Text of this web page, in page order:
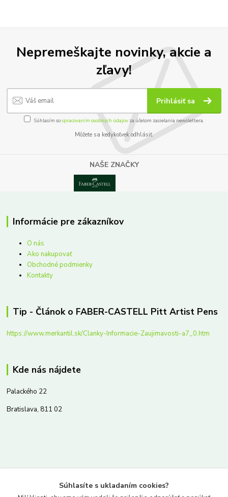
Nepremeškajte novinky, akcie a
zľavy!
Prihlásiť sa
Súhlasím sospracovaním osobných údajov za účelom zasielania newslettera.
Môžete sa kedykoľvek odhlásiť.
NAŠE ZNAČKY
Informácie pre zákazníkov
O nás
Ako nakupovať
Obchodné podmienky
Kontakty
Tip - Článok o FABER-CASTELL Pitt Artist Pens
https://www.merkantil.sk/Clanky-Informacie-Zaujimavosti-a7_0.htm
Kde nás nájdete
Palackého 22
Bratislava, 811 02
Súhlasíte s ukladaním cookies?